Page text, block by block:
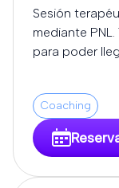
cómo
Para quienes
deseas
este servicio es para ti. 🌟
momentos
procesos de
espiritual
Cada lectura
Sesión
mediante
para poder
te juzgará,
Coaching